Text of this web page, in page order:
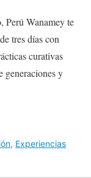
Perú Wanamey te
tres días con
curativas
generaciones y
, Experiencias